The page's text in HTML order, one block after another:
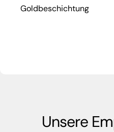
Goldbeschichtung
Unsere